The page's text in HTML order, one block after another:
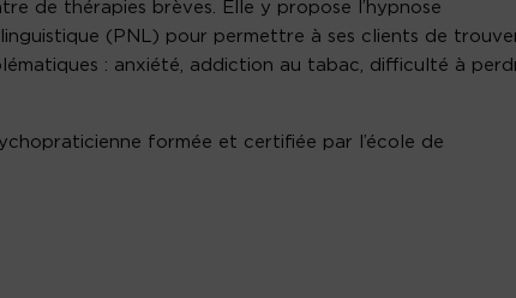
de thérapies brèves. Elle y propose l’hypnose
(PNL) pour permettre à ses clients de
: anxiété, addiction au tabac, difficulté à
formée et certifiée par l’école de